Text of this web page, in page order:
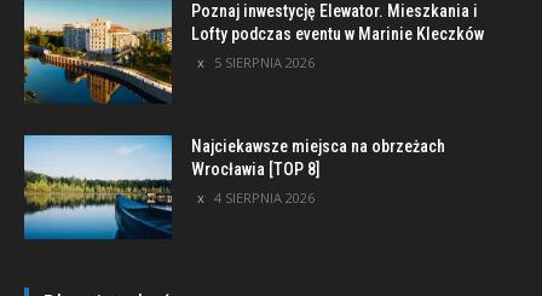
Poznaj inwestycję Elewator. Mieszkania i
Lofty podczas eventu w Marinie Kleczków
5 SIERPNIA 2026
Najciekawsze miejsca na obrzeżach
Wrocławia [TOP 8]
4 SIERPNIA 2026